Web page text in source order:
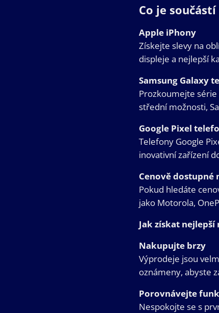
Co je
Apple iPhony
Získejte slevy na
displeje a nejlepší
Samsung Galaxy
Prozkoumejte série
střední možnosti,
Google Pixel
Telefony Google
inovativní zařízení
Cenově dostupné
Pokud hledáte
jako Motorola,
Jak získat
Nakupujte brzy
Výprodeje jsou
oznámeny, abyste
Porovnávejte
Nespokojte se s